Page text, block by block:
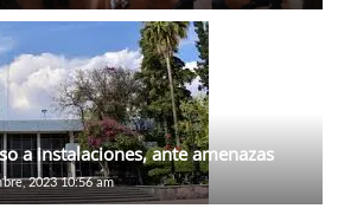
a instalaciones, ante amenazas
2023 10:56 am